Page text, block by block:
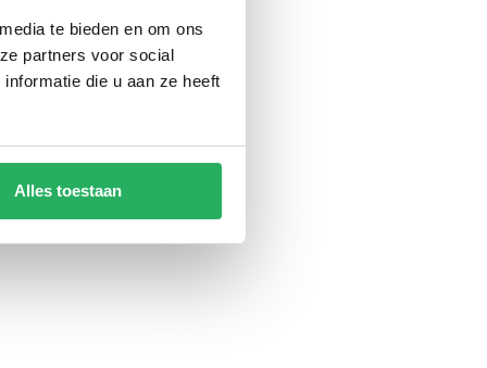
te bieden en om ons
partners voor social
die u aan ze heeft
Alles toestaan